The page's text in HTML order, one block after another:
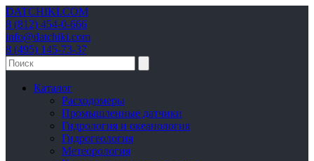
DATCHIKI.COM
8 (812) 454-0-666
info@datchiki.com
8 (495) 145-73-37
Каталог
Расходомеры
Промышленные датчики
Гидрология и океанология
Гидрогеология
Метеорология